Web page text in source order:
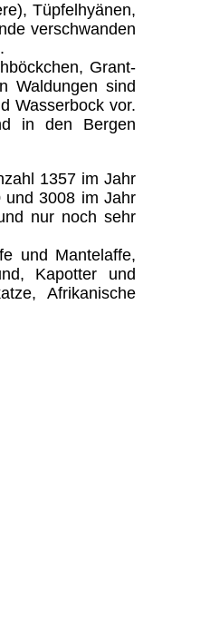
Tüpfelhyänen,
verschwanden
Grant-
Waldungen sind
Wasserbock vor.
in den Bergen
1357 im Jahr
und 3008 im Jahr
nur noch sehr
und Mantelaffe,
Kapotter und
Afrikanische